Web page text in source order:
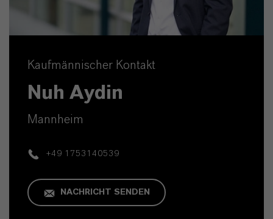
Kaufmännischer Kontakt
Nuh Aydin
Mannheim
+49 1753140539
NACHRICHT SENDEN